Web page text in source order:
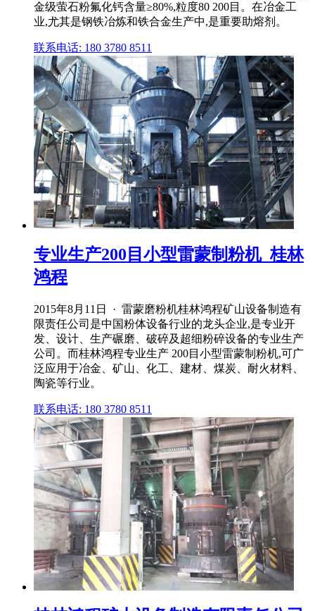
金级萤石粉氟化钙含量≥80%,粒度80 200目。在冶金工
业,尤其是钢铁冶炼和铁合金生产中,是重要助熔剂。
联系电话: 180 3780 8511
专业生产200目小型雷蒙制粉机_桂林
鸿程
2015年8月11日 · 雷蒙磨粉机桂林鸿程矿山设备制造有
限责任公司是中国粉体设备行业的龙头企业,是专业开
发、设计、生产碾磨、破碎及超细粉碎设备的专业生产
公司。而桂林鸿程专业生产 200目小型雷蒙制粉机,可广
泛应用于冶金、矿山、化工、建材、煤炭、耐火材料、
陶瓷等行业。
联系电话: 180 3780 8511